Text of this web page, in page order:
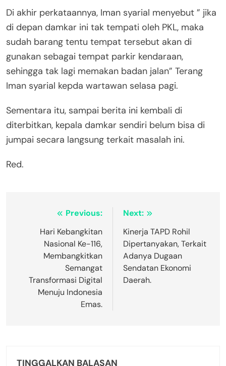
Di akhir perkataannya, Iman syarial menyebut ” jika
di depan damkar ini tak tempati oleh PKL, maka
sudah barang tentu tempat tersebut akan di
gunakan sebagai tempat parkir kendaraan,
sehingga tak lagi memakan badan jalan” Terang
Iman syarial kepda wartawan selasa pagi.
Sementara itu, sampai berita ini kembali di
diterbitkan, kepala damkar sendiri belum bisa di
jumpai secara langsung terkait masalah ini.
Red.
NavigasiPrevious:
Hari Kebangkitan
Nasional Ke-116,
Membangkitkan
Semangat
Transformasi Digital
Menuju Indonesia
Emas.
Next:
Kinerja TAPD Rohil
Dipertanyakan, Terkait
Adanya Dugaan
Sendatan Ekonomi
Daerah.
TINGGALKAN BALASAN